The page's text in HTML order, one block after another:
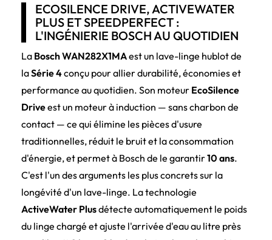
ECOSILENCE DRIVE, ACTIVEWATER
PLUS ET SPEEDPERFECT :
L'INGÉNIERIE BOSCH AU QUOTIDIEN
La Bosch WAN282X1MAest un lave-linge hublot de
laSérie 4conçu pour allier durabilité, économies et
performance au quotidien. Son moteur EcoSilence
Driveest un moteur à induction — sans charbon de
contact — ce qui élimine les pièces d'usure
traditionnelles, réduit le bruit et la consommation
d'énergie, et permet à Bosch de le garantir10 ans.
C'est l'un des arguments les plus concrets sur la
longévité d'un lave-linge. La technologie
ActiveWater Plusdétecte automatiquement le poids
du linge chargé et ajuste l'arrivée d'eau au litre près